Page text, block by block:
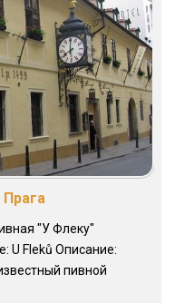
Прага
"У Флеку"
U Fleků Описание:
пивной